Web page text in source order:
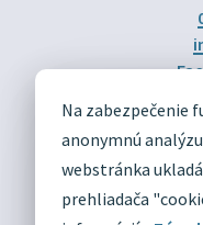
Na zabezpečenie
anonymnú
webstránka
prehliadača
Technický